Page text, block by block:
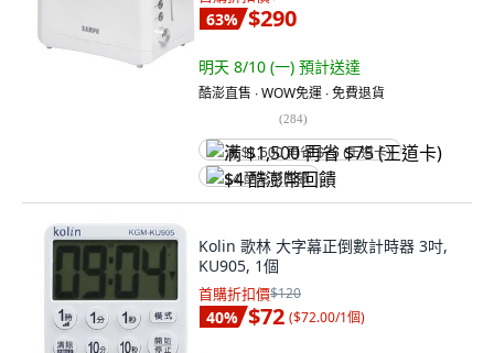
63% $290
明天 8/10 (一) 預計送達
酷澎直售 ∙ WOW免運 ∙ 免費退貨
(284)
满 $1,500 再省 $75 (王道卡)
$4 酷澎幣回饋
Kolin 歌林 大字幕正倒數計時器 3吋,
KU905, 1個
首購折扣價$120
40% $72 ($72.00/1個)